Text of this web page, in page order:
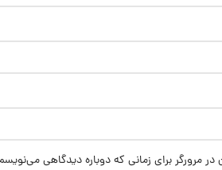
مرورگر برای زمانی که دوباره دیدگاهی